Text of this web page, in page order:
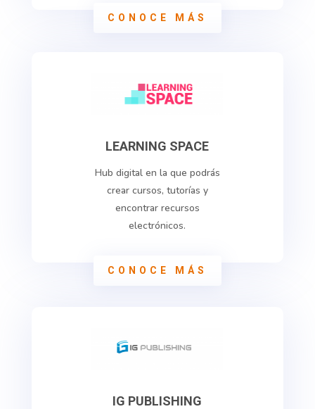
CONOCE MÁS
LEARNING SPACE
Hub digital en la que podrás
crear cursos, tutorías y
encontrar recursos
electrónicos.
CONOCE MÁS
IG PUBLISHING